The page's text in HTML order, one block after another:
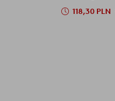
118,30 PLN